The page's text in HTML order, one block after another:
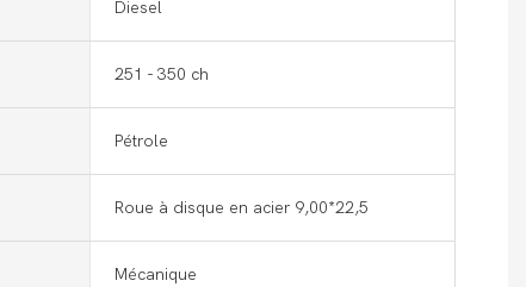
Diesel
251 - 350 ch
Pétrole
Roue à disque en acier 9,00*22,5
Mécanique